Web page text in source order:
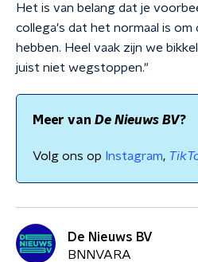
Het is van belang dat je
collega's dat het normaal is
hebben. Heel vaak zijn we
juist niet wegstoppen."
Meer van De Nieuws BV?
Volg ons op Instagram,
De Nieuws BV
BNNVARA